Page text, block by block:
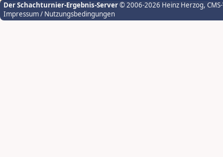
Der Schachturnier-Ergebnis-Server© 2006-2026 Heinz Herzog,
Impressum / Nutzungsbedingungen